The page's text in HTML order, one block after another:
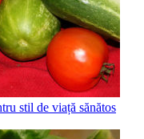
stil de viață sănătos